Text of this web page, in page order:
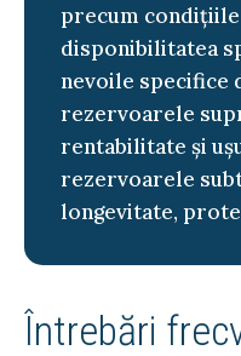
precum
disponibilitatea
nevoile specifice
rezervoarele
rentabilitate și
rezervoarele
longevitate,
Întrebări